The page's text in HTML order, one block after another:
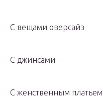
С вещами оверсайз
С джинсами
С женственным платьем